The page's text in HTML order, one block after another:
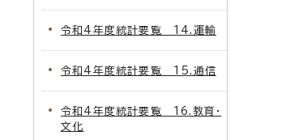
令和4年度統計要覧 14.運輸
令和4年度統計要覧 15.通信
令和4年度統計要覧 16.教育・
文化